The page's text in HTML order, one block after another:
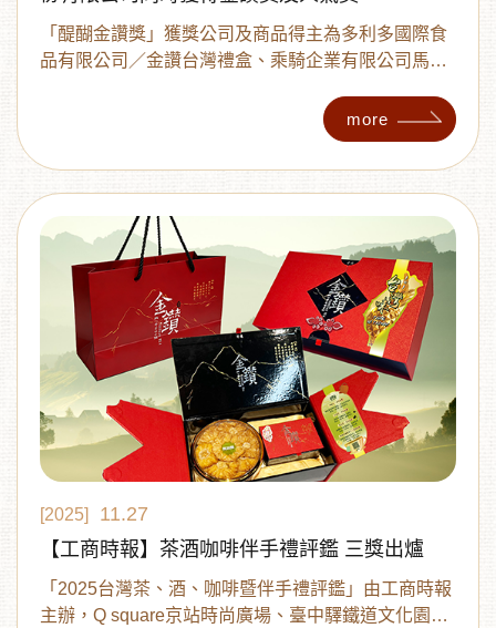
「醍醐金讚獎」獲獎公司及商品得主為多利多國際食
品有限公司／金讚台灣禮盒、乘騎企業有限公司馬祖
秦國際企業股份有限公司／蜜桃雞肉鬆餅、維格餅家
股份有限公司／黃金鮮果鳳梨酥、摯心有限公司／大
同有禮三入醬料組。
more
[2025]
11.27
【工商時報】茶酒咖啡伴手禮評鑑 三獎出爐
「2025台灣茶、酒、咖啡暨伴手禮評鑑」由工商時報
主辦，Q square京站時尚廣場、臺中驛鐵道文化園